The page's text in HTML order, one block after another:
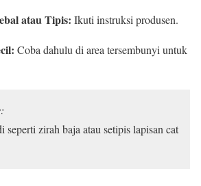
atau Tipis: Ikuti instruksi produsen.
Coba dahulu di area tersembunyi untuk
zirah baja atau setipis lapisan cat